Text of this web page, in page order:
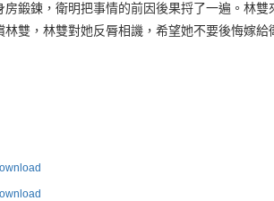
鍛鍊，衛明把事情的前因後果捋了一遍。林雙
雙，林雙對她反脣相譏，希望她不要後悔嫁給